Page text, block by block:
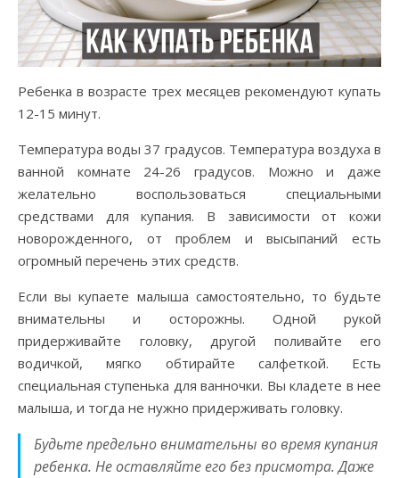
Ребенка в возрасте трех месяцев рекомендуют купать
12-15 минут.
Температура воды 37 градусов. Температура воздуха в
ванной комнате 24-26 градусов. Можно и даже
желательно воспользоваться специальными
средствами для купания. В зависимости от кожи
новорожденного, от проблем и высыпаний есть
огромный перечень этих средств.
Если вы купаете малыша самостоятельно, то будьте
внимательны и осторожны. Одной рукой
придерживайте головку, другой поливайте его
водичкой, мягко обтирайте салфеткой. Есть
специальная ступенька для ванночки. Вы кладете в нее
малыша, и тогда не нужно придерживать головку.
Будьте предельно внимательны во время купания
ребенка. Не оставляйте его без присмотра. Даже